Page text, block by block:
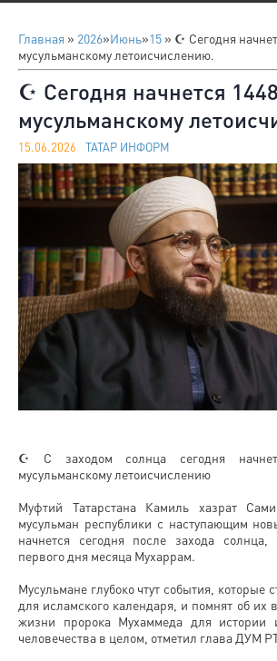
Главная » 2026»Июнь»15 » ☪️ Сегодня
мусульманскому летоисчислению.
☪️ Сегодня начнется
мусульманскому
15.06.2026 ТАТАР ИНФОРМ
☪️ С заходом солнца сегодня
мусульманскому летоисчислению
Муфтий Татарстана Камиль хазрат
мусульман республики с наступающим
начнется сегодня после захода
первого дня месяца Мухаррам.
Мусульмане глубоко чтут события, которые
для исламского календаря, и помнят об их
жизни пророка Мухаммеда для истории
человечества в целом, отметил глава ДУМ